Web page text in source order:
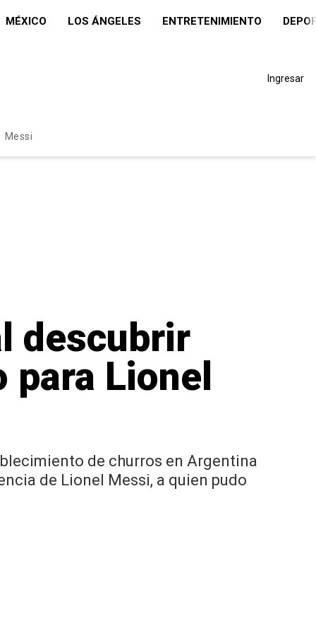
MÉXICO LOS ÁNGELES ENTRETENIMIENTO
Ingresar
Messi
descubrir
Lionel
de churros en Argentina
de Lionel Messi, a quien pudo